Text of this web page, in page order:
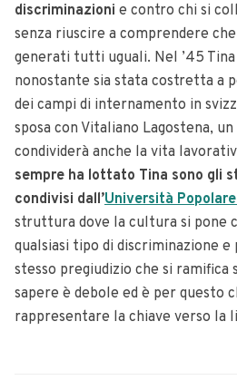
discriminazioni e contro chi si
senza riuscire a comprendere
generati tutti uguali. Nel ’45
nonostante sia stata costretta a
dei campi di internamento in
sposa con Vitaliano Lagostena,
condividerà anche la vita
sempre ha lottato Tina sono gli
condivisi dall’Università
struttura dove la cultura si pone
qualsiasi tipo di discriminazione
stesso pregiudizio che si
sapere è debole ed è per questo
rappresentare la chiave verso la